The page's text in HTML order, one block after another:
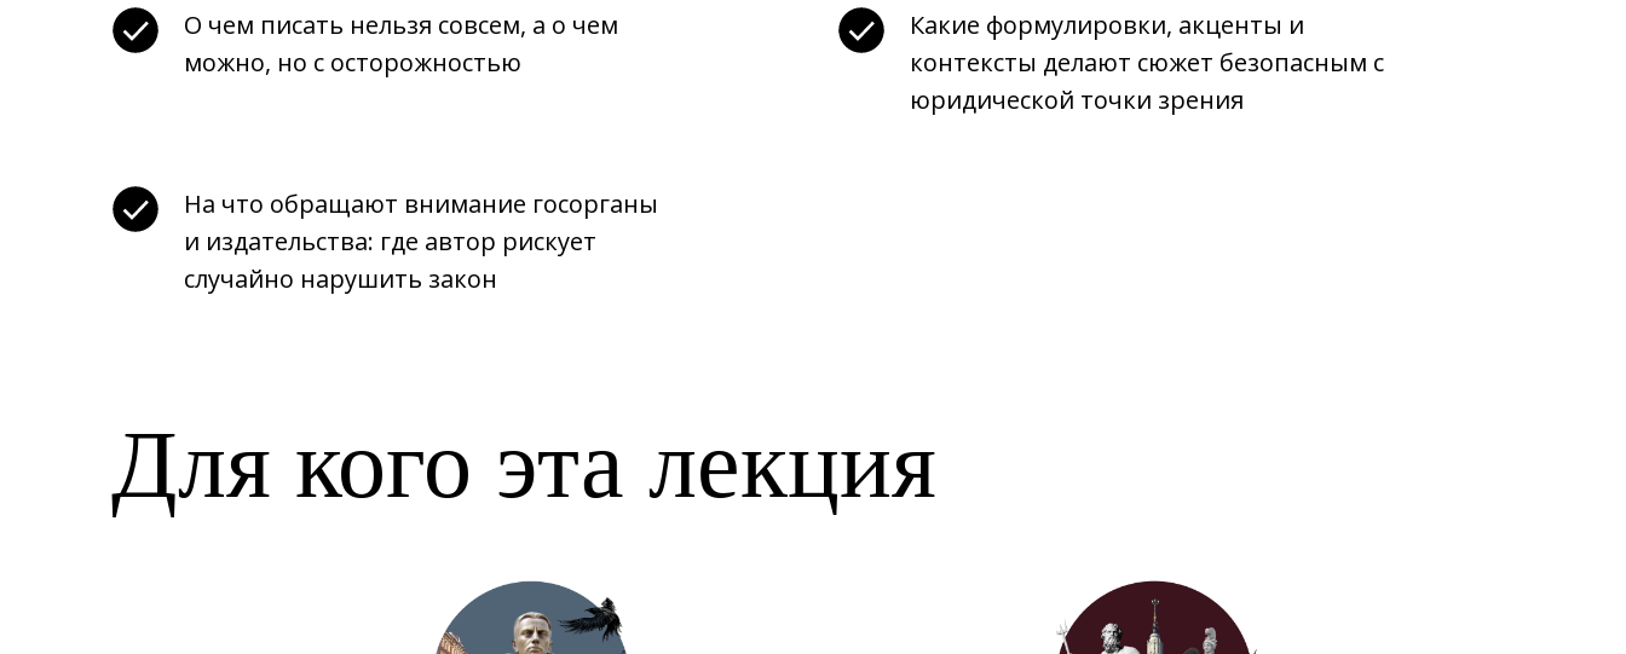
О чем писать нельзя совсем, а о чем
можно, но с осторожностью
Какие формулировки, акценты и
контексты делают сюжет безопасным с
юридической точки зрения
На что обращают внимание госорганы
и издательства: где автор рискует
случайно нарушить закон
Для кого эта лекция